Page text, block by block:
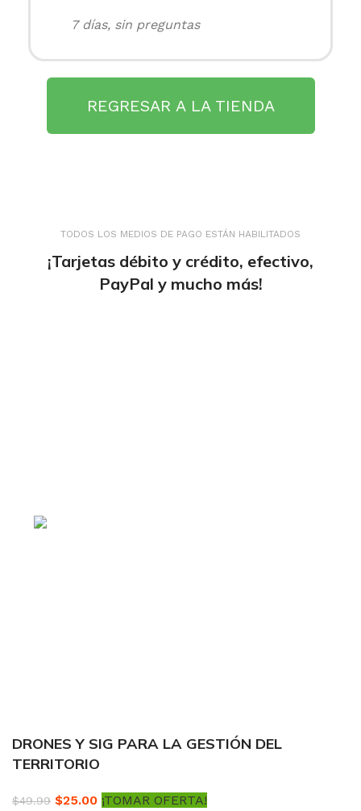
7 días, sin preguntas
REGRESAR A LA TIENDA
TODOS LOS MEDIOS DE PAGO ESTÁN HABILITADOS
¡Tarjetas débito y crédito, efectivo,
PayPal y mucho más!
DRONES Y SIG PARA LA GESTIÓN DEL
TERRITORIO
$49.99 $25.00 ¡TOMAR OFERTA!